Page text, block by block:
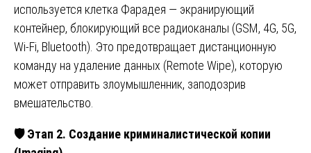
используется клетка Фарадея — экранирующий
контейнер, блокирующий все радиоканалы (GSM, 4G, 5G,
Wi-Fi, Bluetooth). Это предотвращает дистанционную
команду на удаление данных (Remote Wipe), которую
может отправить злоумышленник, заподозрив
вмешательство.
🛡️ Этап 2. Создание криминалистической копии